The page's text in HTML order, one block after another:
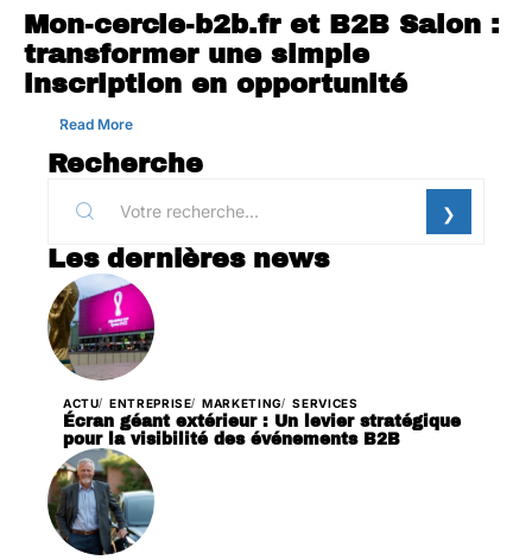
Mon-cercle-b2b.fr et B2B Salon :
transformer une simple
inscription en opportunité
Read More
Recherche
Les dernières news
ACTU ENTREPRISE MARKETING SERVICES
Écran géant extérieur : Un levier stratégique
pour la visibilité des événements B2B